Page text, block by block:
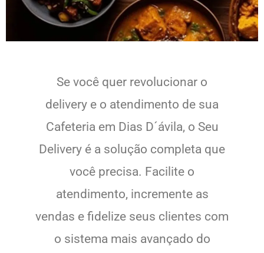
Se você quer revolucionar o
delivery e o atendimento de sua
Cafeteria em Dias D´ávila, o Seu
Delivery é a solução completa que
você precisa. Facilite o
atendimento, incremente as
vendas e fidelize seus clientes com
o sistema mais avançado do